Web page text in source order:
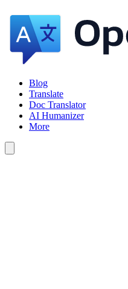
Blog
Translate
Doc Translator
AI Humanizer
More